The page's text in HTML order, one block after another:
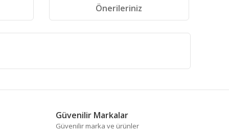
Önerileriniz
Güvenilir Markalar
Güvenilir marka ve ürünler